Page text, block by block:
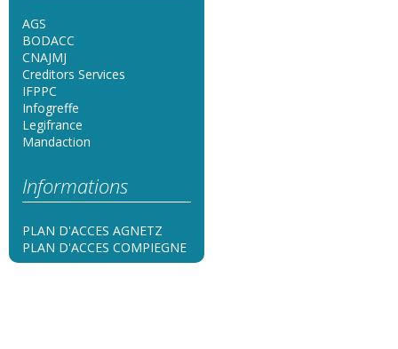
AGS
BODACC
CNAJMJ
Creditors Services
IFPPC
Infogreffe
Legifrance
Mandaction
Informations
PLAN D'ACCES AGNETZ
PLAN D'ACCES COMPIEGNE